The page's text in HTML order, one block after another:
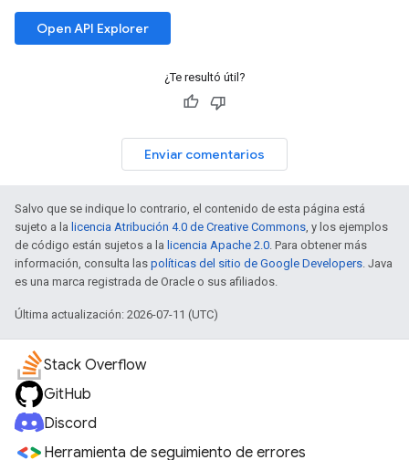
Open API Explorer
¿Te resultó útil?
Enviar comentarios
Salvo que se indique lo contrario, el contenido de esta página está
sujeto a la licencia Atribución 4.0 de Creative Commons, y los ejemplos
de código están sujetos a la licencia Apache 2.0. Para obtener más
información, consulta las políticas del sitio de Google Developers. Java
es una marca registrada de Oracle o sus afiliados.
Última actualización: 2026-07-11 (UTC)
Stack Overflow
GitHub
Discord
Herramienta de seguimiento de errores